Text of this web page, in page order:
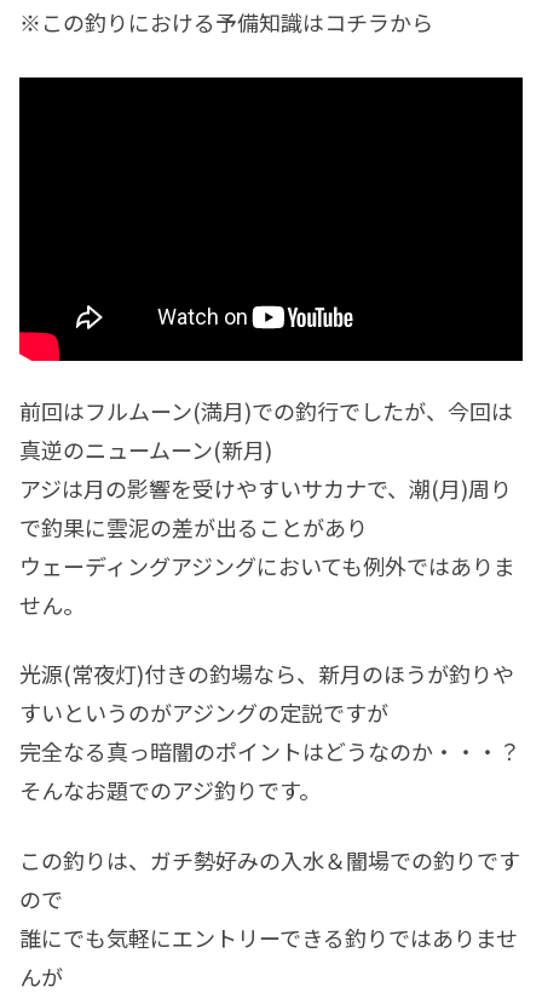
※この釣りにおける予備知識はコチラから
前回はフルムーン(満月)での釣行でしたが、今回は
真逆のニュームーン(新月)
アジは月の影響を受けやすいサカナで、潮(月)周り
で釣果に雲泥の差が出ることがあり
ウェーディングアジングにおいても例外ではありま
せん。
光源(常夜灯)付きの釣場なら、新月のほうが釣りや
すいというのがアジングの定説ですが
完全なる真っ暗闇のポイントはどうなのか・・・？
そんなお題でのアジ釣りです。
この釣りは、ガチ勢好みの入水＆闇場での釣りです
ので
誰にでも気軽にエントリーできる釣りではありませ
んが